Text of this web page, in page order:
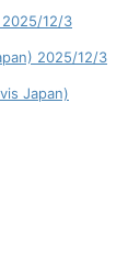
2025/12/3
2025/12/3
Japan)